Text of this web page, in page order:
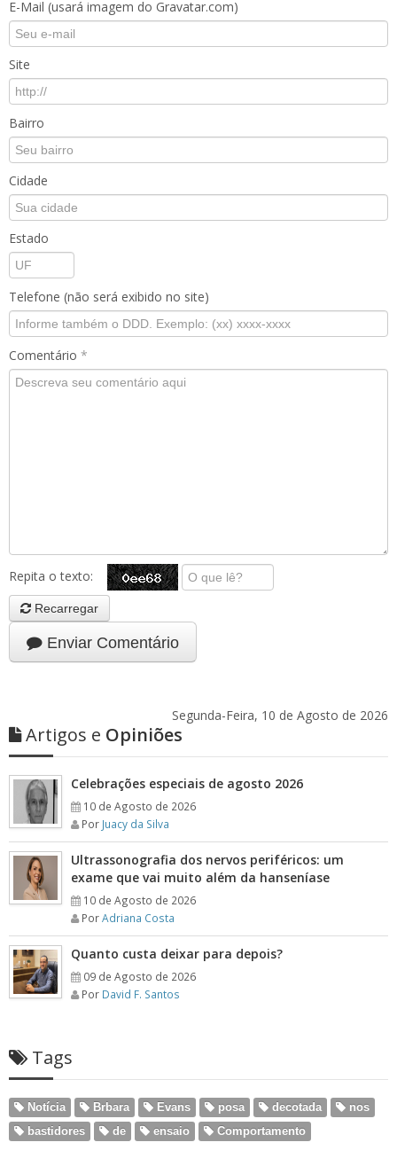
E-Mail (usará imagem do Gravatar.com)
Site
Bairro
Cidade
Estado
Telefone (não será exibido no site)
Comentário *
Repita o texto:
Recarregar
Enviar Comentário
Segunda-Feira, 10 de Agosto de 2026
Artigos e Opiniões
Celebrações especiais de agosto 2026
10 de Agosto de 2026
Por Juacy da Silva
Ultrassonografia dos nervos periféricos: um
exame que vai muito além da hanseníase
10 de Agosto de 2026
PorAdriana Costa
Quanto custa deixar para depois?
09 de Agosto de 2026
Por David F. Santos
Tags
Notícia Brbara Evans posa decotada
nos
bastidores
de ensaio Comportamento